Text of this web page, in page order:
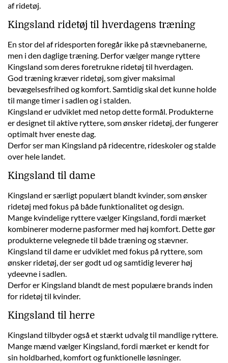
af ridetøj.
Kingsland ridetøj til hverdagens træning
En stor del af ridesporten foregår ikke på stævnebanerne,
men i den daglige træning. Derfor vælger mange ryttere
Kingsland som deres foretrukne ridetøj til hverdagen.
God træning kræver ridetøj, som giver maksimal
bevægelsesfrihed og komfort. Samtidig skal det kunne holde
til mange timer i sadlen og i stalden.
Kingsland er udviklet med netop dette formål. Produkterne
er designet til aktive ryttere, som ønsker ridetøj, der fungerer
optimalt hver eneste dag.
Derfor ser man Kingsland på ridecentre, rideskoler og stalde
over hele landet.
Kingsland til dame
Kingsland er særligt populært blandt kvinder, som ønsker
ridetøj med fokus på både funktionalitet og design.
Mange kvindelige ryttere vælger Kingsland, fordi mærket
kombinerer moderne pasformer med høj komfort. Dette gør
produkterne velegnede til både træning og stævner.
Kingsland til dame er udviklet med fokus på ryttere, som
ønsker ridetøj, der ser godt ud og samtidig leverer høj
ydeevne i sadlen.
Derfor er Kingsland blandt de mest populære brands inden
for ridetøj til kvinder.
Kingsland til herre
Kingsland tilbyder også et stærkt udvalg til mandlige ryttere.
Mange mænd vælger Kingsland, fordi mærket er kendt for
sin holdbarhed, komfort og funktionelle løsninger.